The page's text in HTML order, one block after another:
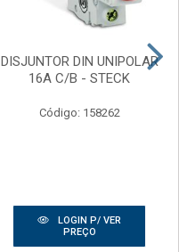
DISJUNTOR DIN UNIPOLAR
16A C/B - STECK
Código: 158262
LOGIN P/ VER
PREÇO